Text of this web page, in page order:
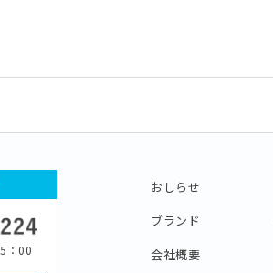
：00
おしらせ
ブランド
会社概要